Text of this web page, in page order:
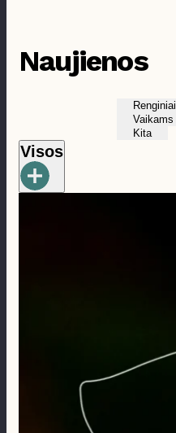
Naujienos
Renginiai
Vaikams
Kita
Visos